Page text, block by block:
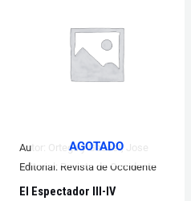
AGOTADO
Autor: Ortega y Gasset, Jose
Editorial: Revista de Occidente
El Espectador III-IV